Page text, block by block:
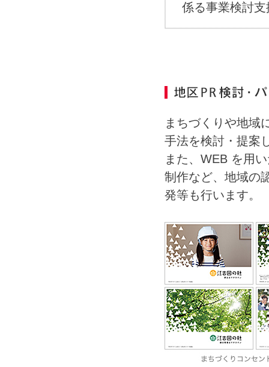
係る事業検討支
まちづくりや地域
手法を検討・提案
また、WEB を用
制作など、地域の
発等も行います。